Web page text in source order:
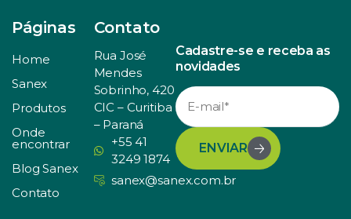
Páginas
Home
Sanex
Produtos
Onde
encontrar
Blog Sanex
Contato
Contato
Rua José
Mendes
Sobrinho, 420
CIC – Curitiba
– Paraná
+55 41
3249 1874
sanex@sanex.com.br
Cadastre-se e receba as
novidades
ENVIAR